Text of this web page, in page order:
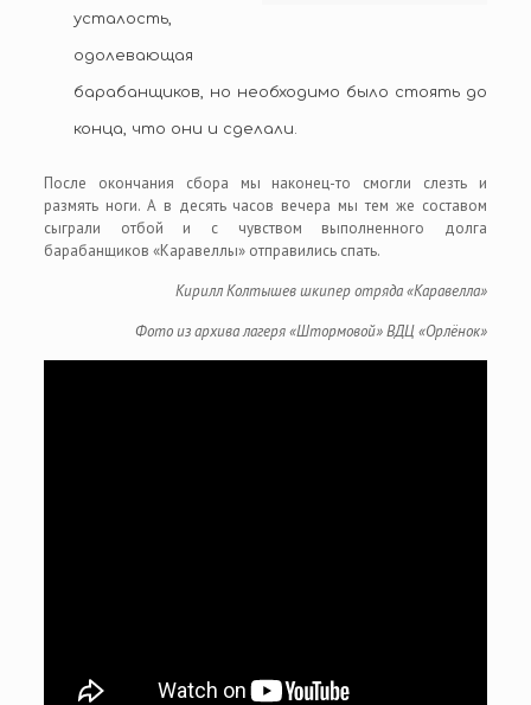
усталость,
одолевающая
барабанщиков, но необходимо было стоять до
конца, что они и сделали.
После окончания сбора мы наконец-то смогли слезть и
размять ноги. А в десять часов вечера мы тем же составом
сыграли отбой и с чувством выполненного долга
барабанщиков «Каравеллы» отправились спать.
Кирилл Колтышев шкипер отряда «Каравелла»
Фото из архива лагеря «Штормовой» ВДЦ «Орлёнок»